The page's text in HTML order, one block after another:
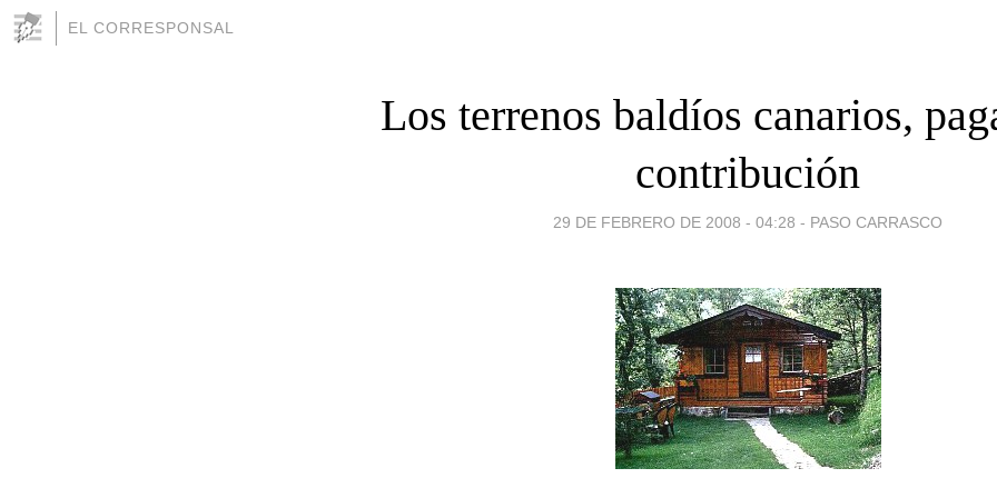
EL CORRESPONSAL
Los terrenos baldíos canarios,
contribución
29 DE FEBRERO DE 2008 - 04:28 - PASO CARRASCO